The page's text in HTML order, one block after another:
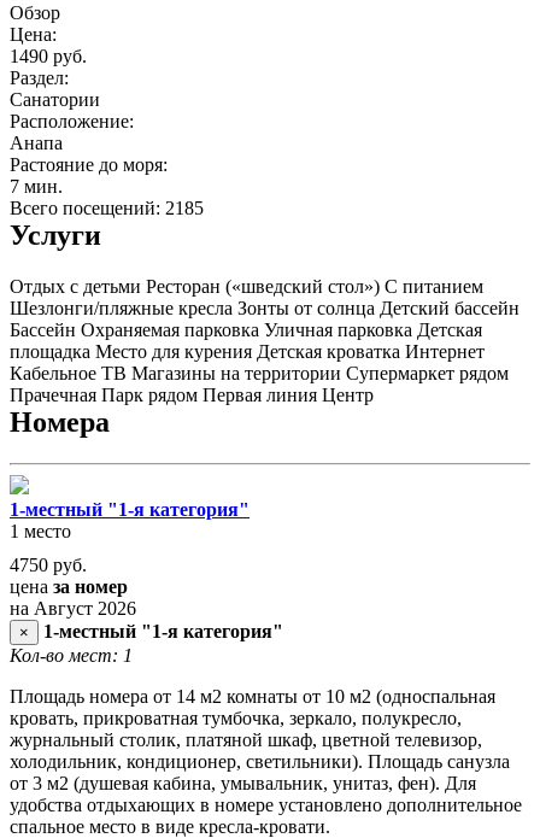
Обзор
Цена:
1490 руб.
Раздел:
Санатории
Расположение:
Анапа
Растояние до моря:
7 мин.
Всего посещений: 2185
Услуги
Отдых с детьми Ресторан («шведский стол») С питанием
Шезлонги/пляжные кресла Зонты от солнца Детский бассейн
Бассейн Охраняемая парковка Уличная парковка Детская
площадка Место для курения Детская кроватка Интернет
Кабельное ТВ Магазины на территории Супермаркет рядом
Прачечная Парк рядом Первая линия Центр
Номера
1-местный "1-я категория"
1 место
4750 руб.
цена за номер
на Август 2026
×
1-местный "1-я категория"
Кол-во мест: 1
Площадь номера от 14 м2 комнаты от 10 м2 (односпальная
кровать, прикроватная тумбочка, зеркало, полукресло,
журнальный столик, платяной шкаф, цветной телевизор,
холодильник, кондиционер, светильники). Площадь санузла
от 3 м2 (душевая кабина, умывальник, унитаз, фен). Для
удобства отдыхающих в номере установлено дополнительное
спальное место в виде кресла-кровати.